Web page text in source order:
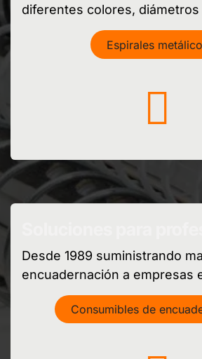
diferentes colores,
Espirales
Desde 1989 suministrando
encuadernación a empresas
Consumibles de